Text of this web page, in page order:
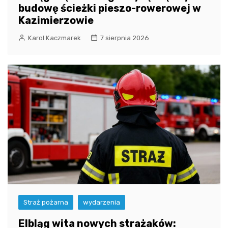
budowę ścieżki pieszo-rowerowej w
Kazimierzowie
Karol Kaczmarek 7 sierpnia 2026
Straż pożarna wydarzenia
Elbląg wita nowych strażaków: